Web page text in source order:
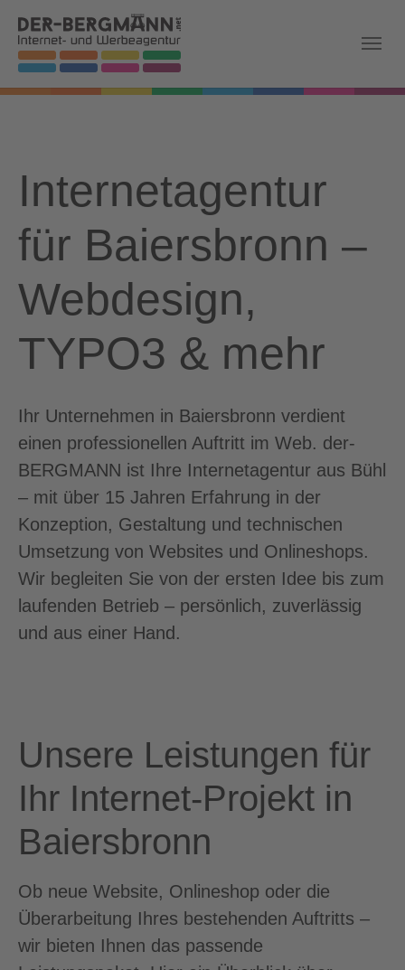
Skip to main navigation
Zum Hauptinhalt springen
Skip to page footer
Internetagentur
für Baiersbronn –
Webdesign,
TYPO3 & mehr
Ihr Unternehmen in Baiersbronn verdient
einen professionellen Auftritt im Web. der-
BERGMANN ist Ihre Internetagentur aus Bühl
– mit über 15 Jahren Erfahrung in der
Konzeption, Gestaltung und technischen
Umsetzung von Websites und Onlineshops.
Wir begleiten Sie von der ersten Idee bis zum
laufenden Betrieb – persönlich, zuverlässig
und aus einer Hand.
Unsere Leistungen für
Ihr Internet-Projekt in
Baiersbronn
Ob neue Website, Onlineshop oder die
Überarbeitung Ihres bestehenden Auftritts –
wir bieten Ihnen das passende